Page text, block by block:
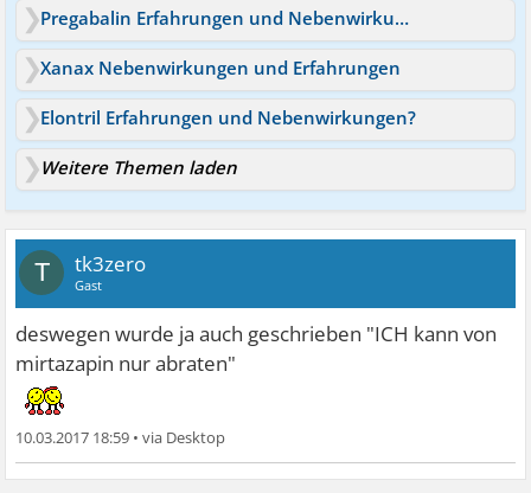
Pregabalin Erfahrungen und Nebenwirkungen
Xanax Nebenwirkungen und Erfahrungen
Elontril Erfahrungen und Nebenwirkungen?
Weitere Themen laden
T tk3zero
Gast
deswegen wurde ja auch geschrieben "ICH kann von
mirtazapin nur abraten"
10.03.2017 18:59 •